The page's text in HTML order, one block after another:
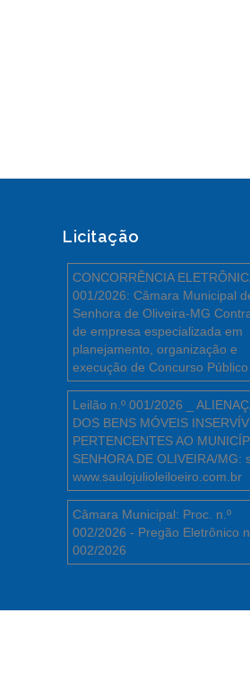
Licitação
CONCORRÊNCIA
001/2026: Câmara Municipal
Senhora de Oliveira-MG
de empresa especializada em
planejamento, organização e
execução de Concurso Público
Leilão n.º 001/2026 _
DOS BENS MÓVEIS
PERTENCENTES AO
SENHORA DE OLIVEIRA/MG:
www.saulojulioleiloeiro.com.br
Câmara Municipal: Proc. n.º
002/2026 - Pregão Eletrônico
002/2026